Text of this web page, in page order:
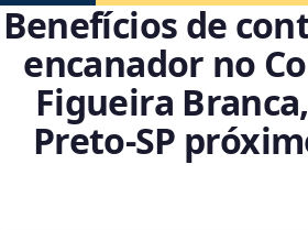
Benefícios de
encanador no
Figueira
Preto‑SP